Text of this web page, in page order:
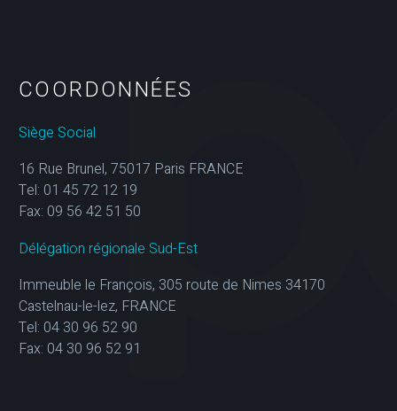
COORDONNÉES
Siège Social
16 Rue Brunel, 75017 Paris FRANCE
Tel: 01 45 72 12 19
Fax: 09 56 42 51 50
Délégation régionale Sud-Est
Immeuble le François, 305 route de Nimes 34170
Castelnau-le-lez, FRANCE
Tel: 04 30 96 52 90
Fax: 04 30 96 52 91